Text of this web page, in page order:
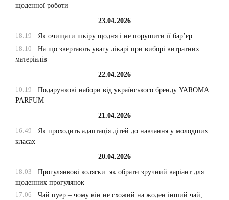
щоденної роботи
23.04.2026
18:19
Як очищати шкіру щодня і не порушити її бар’єр
18:10
На що звертають увагу лікарі при виборі витратних
матеріалів
22.04.2026
10:19
Подарункові набори від українського бренду YAROMA
PARFUM
21.04.2026
16:49
Як проходить адаптація дітей до навчання у молодших
класах
20.04.2026
18:03
Прогулянкові коляски: як обрати зручний варіант для
щоденних прогулянок
17:06
Чай пуер – чому він не схожий на жоден інший чай,